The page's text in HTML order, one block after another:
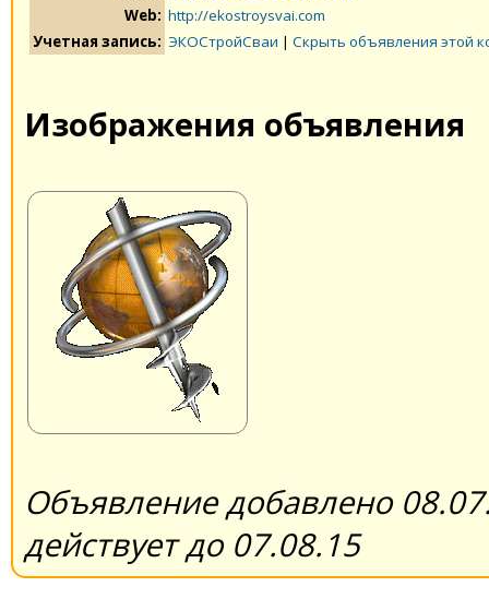
Web: http://ekostroysvai.com
Учетная запись: ЭКОСтройСваи | Скрыть объявления этой
Изображения объявления
Объявление добавлено
действует до 07.08.15